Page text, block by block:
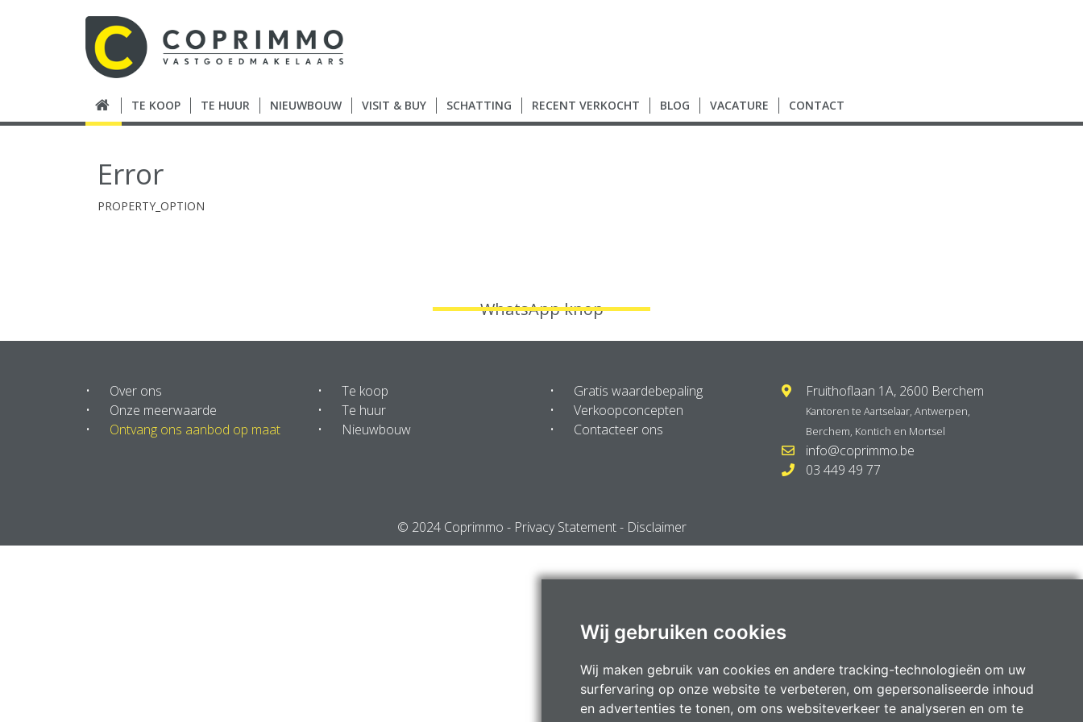
Wij gebruiken cookies
Wij maken gebruik van cookies en andere tracking-technologieën om uw
surfervaring op onze website te verbeteren, om gepersonaliseerde inhoud
en advertenties te tonen, om ons websiteverkeer te analyseren en om te
TE KOOP TE HUUR NIEUWBOUW VISIT & BUY SCHATTING RECENT VERKOCHT BLOG VACATURE CONTACT
Error
PROPERTY_OPTION
WhatsApp knop
Over ons
Onze meerwaarde
Ontvang ons aanbod op maat
Te koop
Te huur
Nieuwbouw
Gratis waardebepaling
Verkoopconcepten
Contacteer ons
Fruithoflaan 1A, 2600 Berchem
Kantoren te Aartselaar Antwerpen
Berchem Kontich en Mortsel
info@coprimmo.be
03 449 49 77
© 2024 Coprimmo - Privacy Statement- Disclaimer